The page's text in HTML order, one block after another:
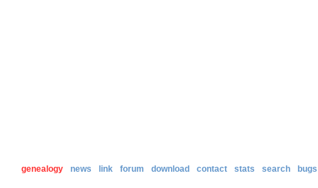
genealogy news link forum download contact stats search bugs